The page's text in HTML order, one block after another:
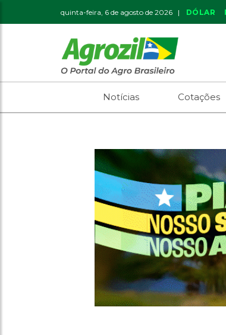
quinta-feira, 6 de agosto de 2026 | DÓLAR
Notícias Cotações